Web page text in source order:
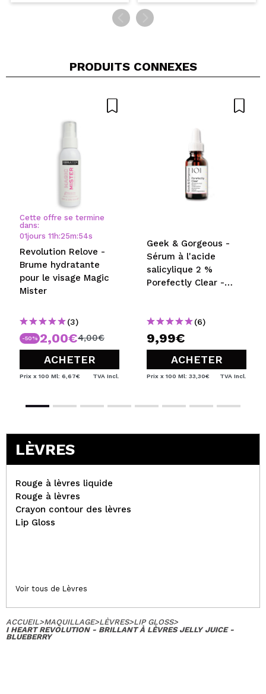
PRODUITS CONNEXES
Cette offre se termine
dans:
01jours 11h:25m:54s
Revolution Relove -
Brume hydratante
pour le visage Magic
Mister
(3)
-50% 2,00€4,00€
ACHETER
Prix x 100 Ml: 6,67€ TVA Incl.
Geek & Gorgeous -
Sérum à l'acide
salicylique 2 %
Porefectly Clear -
(6)
9,99€
ACHETER
Prix x 100 Ml: 33,30€ TVA Incl.
LÈVRES
Rouge à lèvres liquide
Rouge à lèvres
Crayon contour des lèvres
Lip Gloss
Voir tous de Lèvres
ACCUEIL>MAQUILLAGE>LÈVRES>LIP GLOSS>
I HEART REVOLUTION - BRILLANT À LÈVRES JELLY JUICE -
BLUEBERRY